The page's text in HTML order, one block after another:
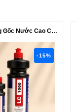
Xi Đánh Bóng Gốc Nước Cao Cấp #NK1000
-15%